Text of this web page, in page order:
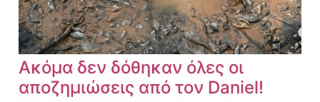
Ακόμα δεν δόθηκαν όλες οι
αποζημιώσεις από τον Daniel!